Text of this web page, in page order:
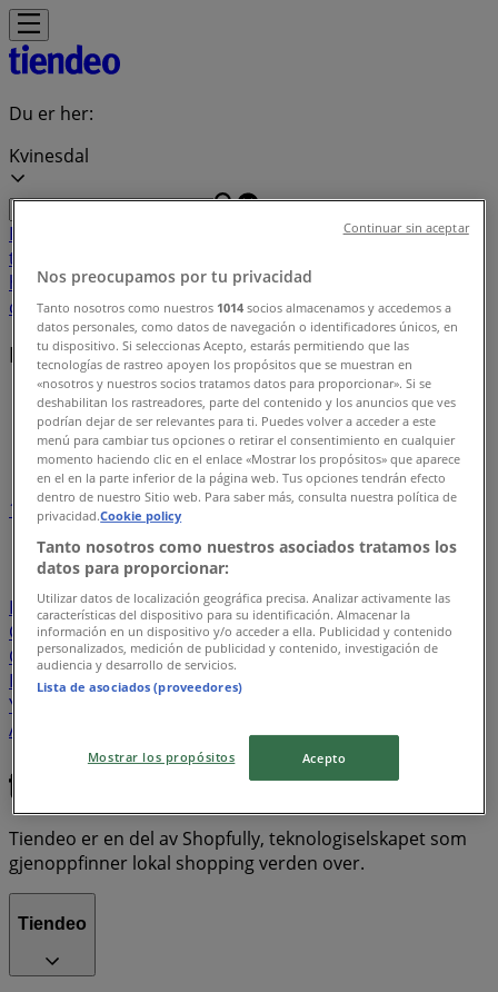
Du er her:
Kvinesdal
Featured Hjem og møblerKlær, sko og
tilbehør
hageBarn og lekerHelse og skjønnhet
caféerBøker og kontorBil og motor
Butikker i nærheten
Tiendeo i Kvinesdal»
Butikkindeks i Kvinesdal
1 345
Coop Extra
Kiwi
Bunnpris Obs Rusta Joker
Vinmonopolet
Coop Mega
Obs Bygg Jula Plantasjen
Eurospar
Coop Prix
JYSK Biltema Sparkjøp
Hageland
Felleskjøpet
Gerry Weber
Yorker
Apotek 1
Zavanna Jernia
Enklere Liv
Princess
Sport Outlet Intersport Nille
Tiendeo er en del av Shopfully, teknologiselskapet som
gjenoppfinner lokal shopping verden over.
Tiendeo
Nos preocupamos por tu privacidad
Tanto nosotros como nuestros 1014 socios almacenamos y accedemos a
datos personales, como datos de navegación o identificadores únicos, en
tu dispositivo. Si seleccionas Acepto, estarás permitiendo que las
tecnologías de rastreo apoyen los propósitos que se muestran en
«nosotros y nuestros socios tratamos datos para proporcionar». Si se
deshabilitan los rastreadores, parte del contenido y los anuncios que ves
podrían dejar de ser relevantes para ti. Puedes volver a acceder a este
menú para cambiar tus opciones o retirar el consentimiento en cualquier
momento haciendo clic en el enlace «Mostrar los propósitos» que aparece
en el en la parte inferior de la página web. Tus opciones tendrán efecto
dentro de nuestro Sitio web. Para saber más, consulta nuestra política de
privacidad.Cookie policy
Tanto nosotros como nuestros asociados tratamos los
datos para proporcionar:
Utilizar datos de localización geográfica precisa. Analizar activamente las
características del dispositivo para su identificación. Almacenar la
información en un dispositivo y/o acceder a ella. Publicidad y contenido
personalizados, medición de publicidad y contenido, investigación de
audiencia y desarrollo de servicios.
Lista de asociados (proveedores)
Mostrar los propósitos Acepto
Continuar sin aceptar